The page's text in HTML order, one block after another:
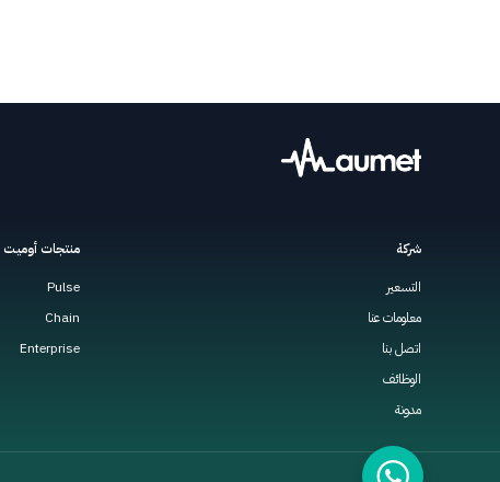
شركة
التسعير
معلومات عنا
اتصل بنا
الوظائف
مدونة
منتجات أوميت
Pulse
Chain
Enterprise